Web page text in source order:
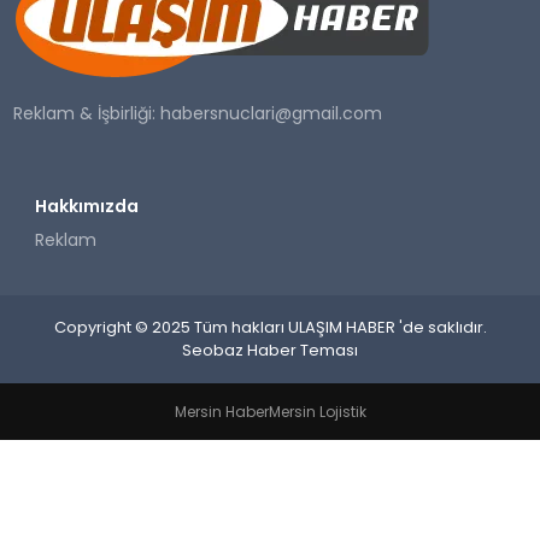
SAĞLIK
YAŞAM
Reklam & İşbirliği:habersnuclari@gmail.com
Hakkımızda
Reklam
Copyright © 2025 Tüm hakları ULAŞIM HABER 'de saklıdır.
Seobaz Haber Teması
Mersin HaberMersin Lojistik